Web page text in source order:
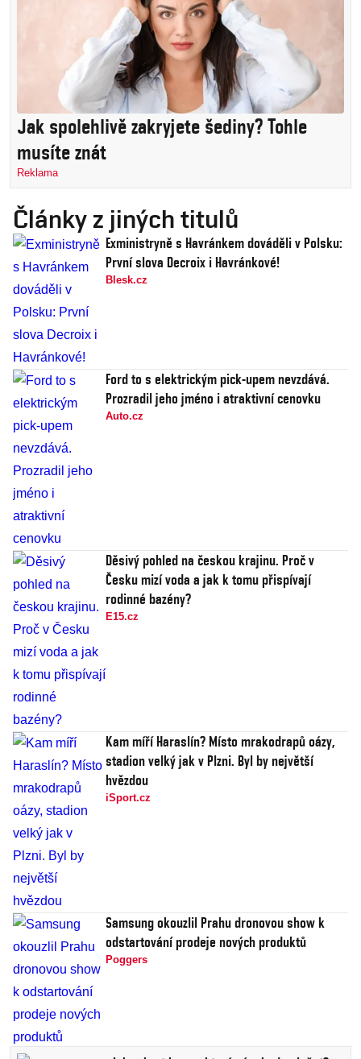
Jak spolehlivě zakryjete šediny? Tohle
musíte znát
Reklama
Články z jiných titulů
Exministryně s Havránkem dováděli v Polsku:
První slova Decroix i Havránkové!
Blesk.cz
Ford to s elektrickým pick-upem nevzdává.
Prozradil jeho jméno i atraktivní cenovku
Auto.cz
Děsivý pohled na českou krajinu. Proč v
Česku mizí voda a jak k tomu přispívají
rodinné bazény?
E15.cz
Kam míří Haraslín? Místo mrakodrapů oázy,
stadion velký jak v Plzni. Byl by největší
hvězdou
iSport.cz
Samsung okouzlil Prahu dronovou show k
odstartování prodeje nových produktů
Poggers